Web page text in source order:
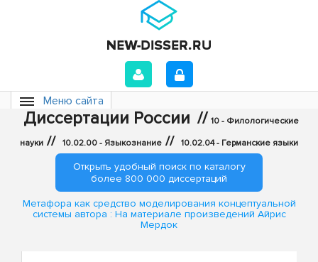
Меню сайта
Диссертации России // 10 - Филологические
науки // 10.02.00 - Языкознание // 10.02.04 - Германские языки
Открыть удобный поиск по каталогу
более 800 000 диссертаций
Метафора как средство моделирования концептуальной
системы автора : На материале произведений Айрис
Мердок